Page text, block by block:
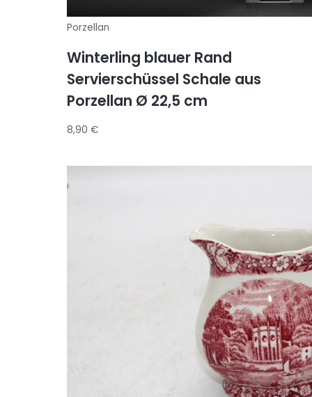
Porzellan
Winterling blauer Rand
Servierschüssel Schale aus
Porzellan Ø 22,5 cm
8,90€